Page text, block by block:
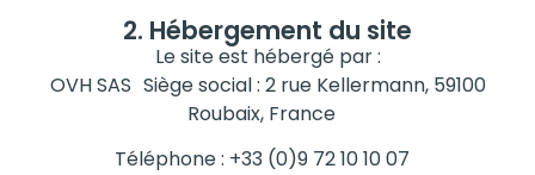
2. Hébergement du site
Le site est hébergé par :
OVH SAS Siège social : 2 rue Kellermann, 59100
Roubaix, France
Téléphone : +33 (0)9 72 10 10 07